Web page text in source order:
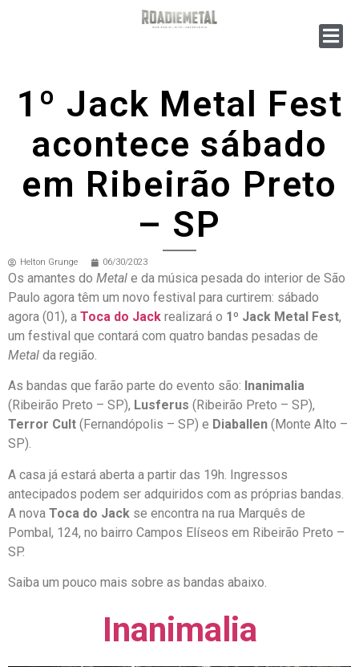
1º Jack Metal Fest
acontece sábado
em Ribeirão Preto
– SP
Helton Grunge 06/30/2023
Os amantes do Metal e da música pesada do interior de São
Paulo agora têm um novo festival para curtirem: sábado
agora (01), a Toca do Jack realizará o 1º Jack Metal Fest,
um festival que contará com quatro bandas pesadas de
Metal da região.
As bandas que farão parte do evento são: Inanimalia
(Ribeirão Preto – SP), Lusferus (Ribeirão Preto – SP),
Terror Cult (Fernandópolis – SP) e Diaballen (Monte Alto –
SP).
A casa já estará aberta a partir das 19h. Ingressos
antecipados podem ser adquiridos com as próprias bandas.
A nova Toca do Jack se encontra na rua Marquês de
Pombal, 124, no bairro Campos Elíseos em Ribeirão Preto –
SP.
Saiba um pouco mais sobre as bandas abaixo.
Inanimalia